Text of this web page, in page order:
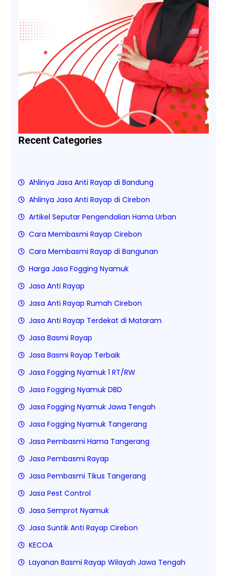
Recent Categories
Ahlinya Jasa Anti Rayap di Bandung
Ahlinya Jasa Anti Rayap di Cirebon
Artikel Seputar Pengendalian Hama Urban
Cara Membasmi Rayap Cirebon
Cara Membasmi Rayap di Bangunan
Harga Jasa Fogging Nyamuk
Jasa Anti Rayap
Jasa Anti Rayap Rumah Cirebon
Jasa Anti Rayap Terdekat di Mataram
Jasa Basmi Rayap
Jasa Basmi Rayap Terbaik
Jasa Fogging Nyamuk 1 RT/RW
Jasa Fogging Nyamuk DBD
Jasa Fogging Nyamuk Jawa Tengah
Jasa Fogging Nyamuk Tangerang
Jasa Pembasmi Hama Tangerang
Jasa Pembasmi Rayap
Jasa Pembasmi Tikus Tangerang
Jasa Pest Control
Jasa Semprot Nyamuk
Jasa Suntik Anti Rayap Cirebon
KECOA
Layanan Basmi Rayap Wilayah Jawa Tengah